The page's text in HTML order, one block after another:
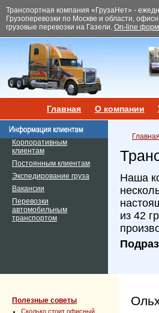
Транспортная компания «ГрузаНет» -
Грузоперевозки по Москве и области,
грузовые перевозки на Газели. On-line
Главная О компании
Корпоративным
клиентам
Постоянным клиентам
Экспедирование груза
Вакансии
Перевозки
автомобильным
транспортом
Главная
Наша
из 42
Полезные советы
Сколько стоит офисный